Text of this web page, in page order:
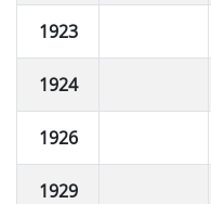
1923
1924
1926
1929